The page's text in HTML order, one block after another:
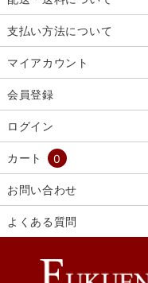
支払い方法について
マイアカウント
会員登録
ログイン
カート 0
お問い合わせ
よくある質問